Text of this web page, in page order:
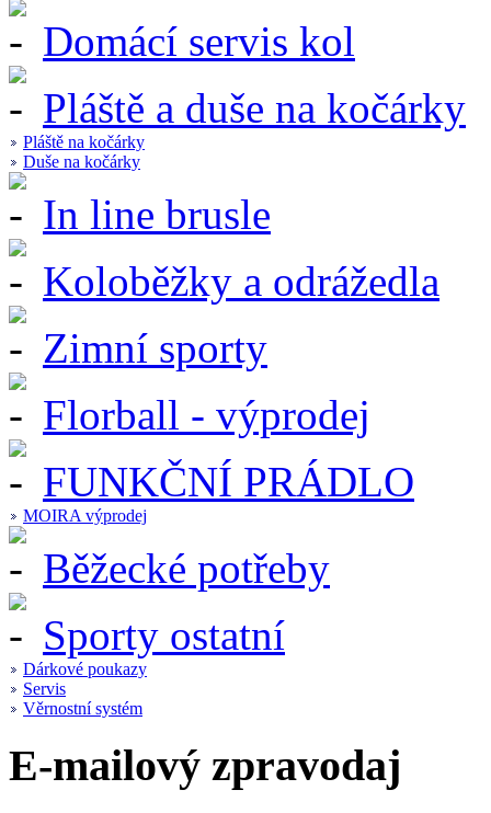
Domácí servis kol
Pláště a duše na kočárky
Pláště na kočárky
Duše na kočárky
In line brusle
Koloběžky a odrážedla
Zimní sporty
Florball - výprodej
FUNKČNÍ PRÁDLO
MOIRA výprodej
Běžecké potřeby
Sporty ostatní
Dárkové poukazy
Servis
Věrnostní systém
E-mailový zpravodaj